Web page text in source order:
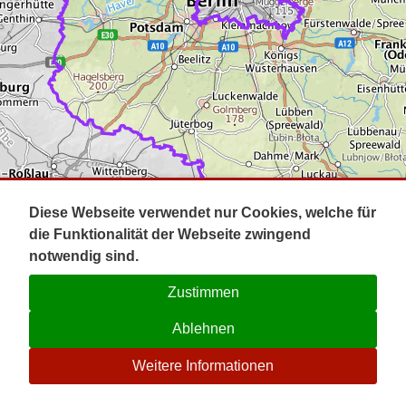
Impressum
Kontakt
☉
Diese Webseite verwendet nur Cookies, welche für
die Funktionalität der Webseite zwingend
notwendig sind.
Zustimmen
Ablehnen
Weitere Informationen